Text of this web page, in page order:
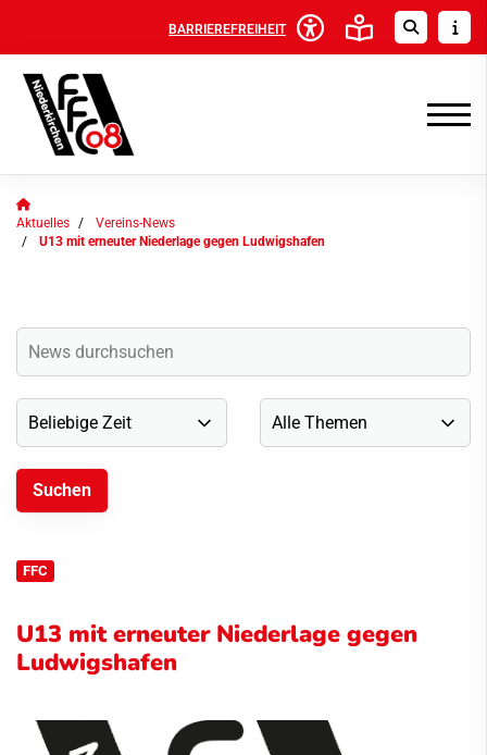
BARRIEREFREIHEIT
Aktuelles
Vereins-News
U13 mit erneuter Niederlage gegen Ludwigshafen
FFC
U13 mit erneuter Niederlage gegen
Ludwigshafen